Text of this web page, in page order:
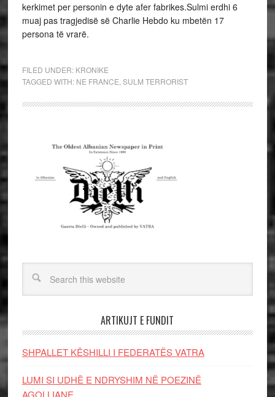
kerkimet per personin e dyte afer fabrikes.Sulmi erdhi 6
muaj pas tragjedisë së Charlie Hebdo ku mbetën 17
persona të vrarë.
FILED UNDER: KRONIKE
TAGGED WITH: NE FRANCE SULM TERRORIST
ARTIKUJT E FUNDIT
SHPALLET KËSHILLI I FEDERATËS VATRA
LUMI SI UDHË E NDRYSHIM NË POEZINË
AGOLLIANE